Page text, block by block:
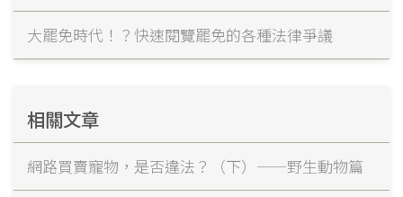
大罷免時代！？快速閱覽罷免的各種法律爭議
相關文章
網路買賣寵物，是否違法？（下）——野生動物篇